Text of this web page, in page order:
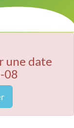
une date
08